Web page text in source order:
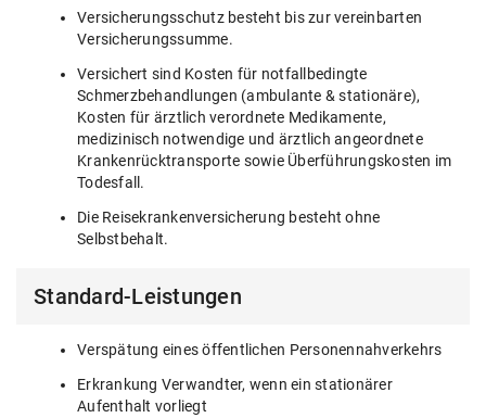
Versicherungsschutz besteht bis zur vereinbarten
Versicherungssumme.
Versichert sind Kosten für notfallbedingte
Schmerzbehandlungen (ambulante & stationäre),
Kosten für ärztlich verordnete Medikamente,
medizinisch notwendige und ärztlich angeordnete
Krankenrücktransporte sowie Überführungskosten im
Todesfall.
Die Reisekrankenversicherung besteht ohne
Selbstbehalt.
Standard-Leistungen
Verspätung eines öffentlichen Personennahverkehrs
Erkrankung Verwandter, wenn ein stationärer
Aufenthalt vorliegt